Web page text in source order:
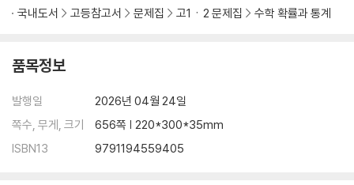
국내도서 고등참고서 문제집 고1ㆍ2 문제집 수학 확률과 통계
품목정보
발행일
2026년 04월 24일
쪽수, 무게, 크기
656쪽 | 220*300*35mm
ISBN13
9791194559405